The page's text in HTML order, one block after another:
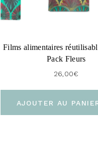
Films alimentaires
Pack Fleurs
26,00€
AJOUTER AU